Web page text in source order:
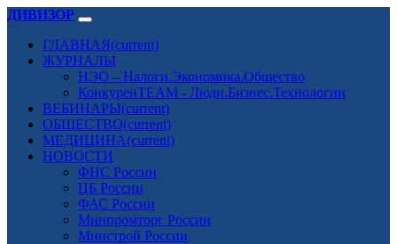
ДИВИЗОР
ГЛАВНАЯ(current)
ЖУРНАЛЫ
НЭО – Налоги.Экономика.Общество
КонкуренTEAM - Люди.Бизнес.Технологии
ВЕБИНАРЫ(current)
ОБЩЕСТВО(current)
МЕДИЦИНА(current)
НОВОСТИ
ФНС России
ЦБ России
ФАС России
Минпромторг России
Минстрой России